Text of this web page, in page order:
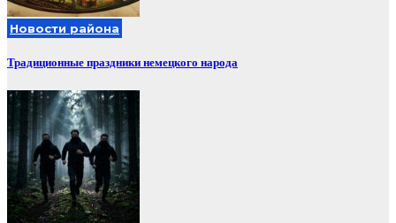
Новости района
Традиционные праздники немецкого народа